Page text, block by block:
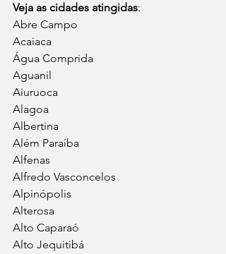
Veja as cidades atingidas:
Abre Campo
Acaiaca
Água Comprida
Aguanil
Aiuruoca
Alagoa
Albertina
Além Paraíba
Alfenas
Alfredo Vasconcelos
Alpinópolis
Alterosa
Alto Caparaó
Alto Jequitibá